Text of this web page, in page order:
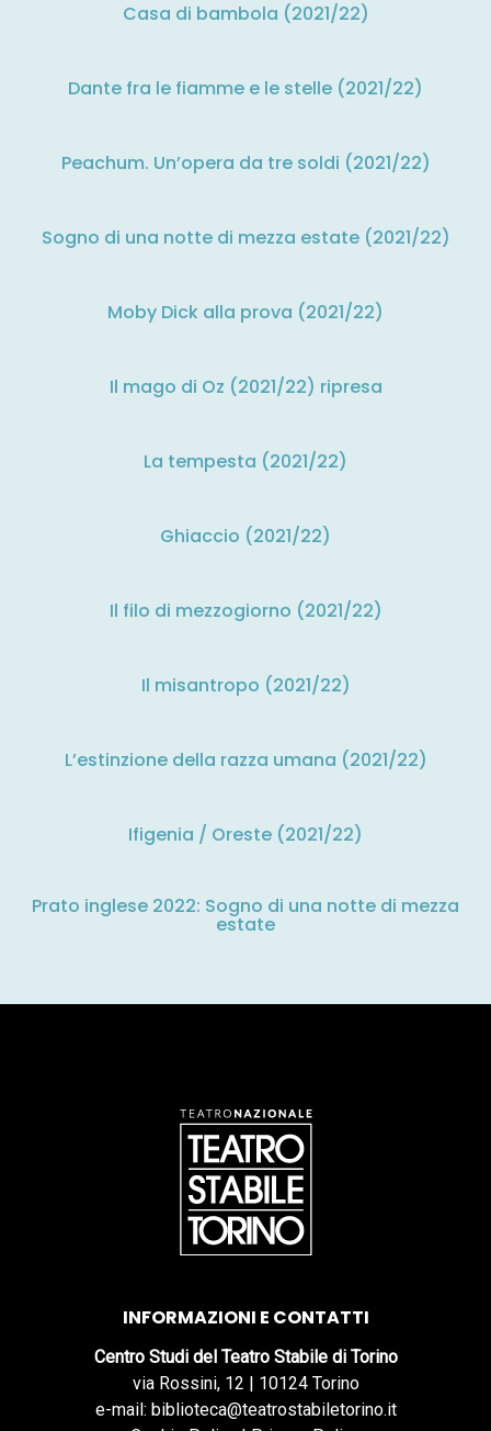
Casa di bambola (2021/22)
Dante fra le fiamme e le stelle (2021/22)
Peachum. Un’opera da tre soldi (2021/22)
Sogno di una notte di mezza estate (2021/22)
Moby Dick alla prova (2021/22)
Il mago di Oz (2021/22) ripresa
La tempesta (2021/22)
Ghiaccio (2021/22)
Il filo di mezzogiorno (2021/22)
Il misantropo (2021/22)
L’estinzione della razza umana (2021/22)
Ifigenia / Oreste (2021/22)
Prato inglese 2022: Sogno di una notte di mezza
estate
INFORMAZIONI E CONTATTI
Centro Studi del Teatro Stabile di Torino
via Rossini, 12 | 10124 Torino
e-mail: biblioteca@teatrostabiletorino.it